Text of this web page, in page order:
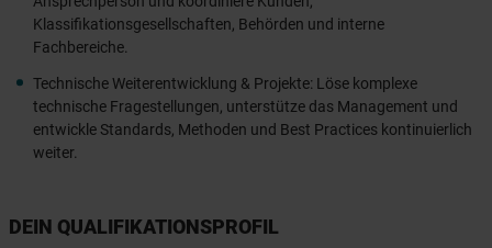
Klassifikationsgesellschaften, Behörden und interne
Fachbereiche.
Technische Weiterentwicklung & Projekte: Löse komplexe
technische Fragestellungen, unterstütze das Management und
entwickle Standards, Methoden und Best Practices kontinuierlich
weiter.
DEIN QUALIFIKATIONSPROFIL